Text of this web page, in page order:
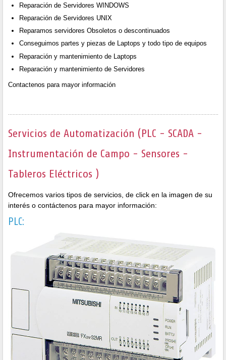
Reparación de Servidores WINDOWS
Reparación de Servidores UNIX
Reparamos servidores Obsoletos o descontinuados
Conseguimos partes y piezas de Laptops y todo tipo de equipos
Reparación y mantenimiento de Laptops
Reparación y mantenimiento de Servidores
Contactenos para mayor información
Servicios de Automatización (PLC - SCADA -
Instrumentación de Campo - Sensores -
Tableros Eléctricos )
Ofrecemos varios tipos de servicios, de click en la imagen de su
interés o contáctenos para mayor información:
PLC: